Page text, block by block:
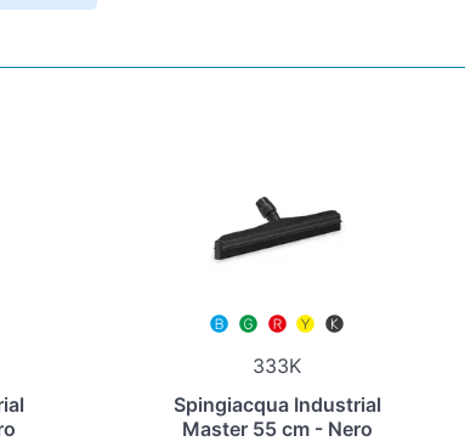
333K
Spingiacqua Industrial
Master 55 cm - Nero